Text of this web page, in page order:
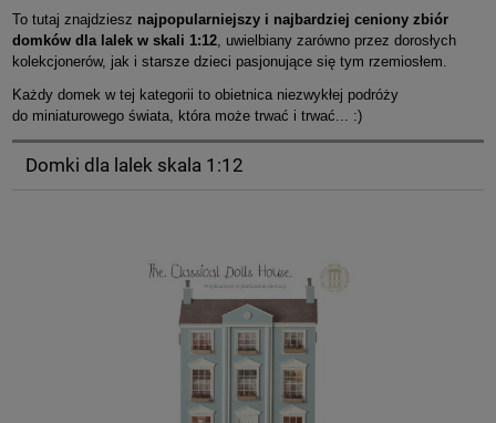
To tutaj znajdziesz najpopularniejszy i najbardziej ceniony zbiór
domków dla lalek w skali 1:12, uwielbiany zarówno przez dorosłych
kolekcjonerów, jak i starsze dzieci pasjonujące się tym rzemiosłem.
Każdy domek w tej kategorii to obietnica niezwykłej podróży
do miniaturowego świata, która może trwać i trwać... :)
Domki dla lalek skala 1:12